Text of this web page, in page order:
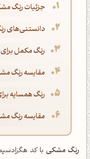
جزئیات رنگ
دانستنی‌های
رنگ مکمل
مقایسه رنگ
رنگ همسایه
مقایسه رنگ
رنگ مشکی